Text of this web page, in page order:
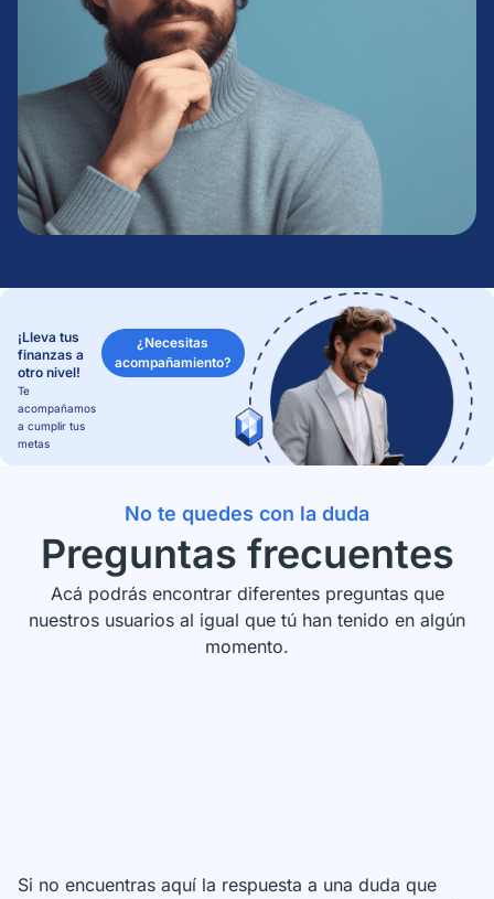
¡Lleva tus
finanzas a
otro nivel!
Te
acompañamos
a cumplir tus
metas
¿Necesitas
acompañamiento?
No te quedes con la duda
Preguntas frecuentes
Acá podrás encontrar diferentes preguntas que
nuestros usuarios al igual que tú han tenido en algún
momento.
Si no encuentras aquí la respuesta a una duda que